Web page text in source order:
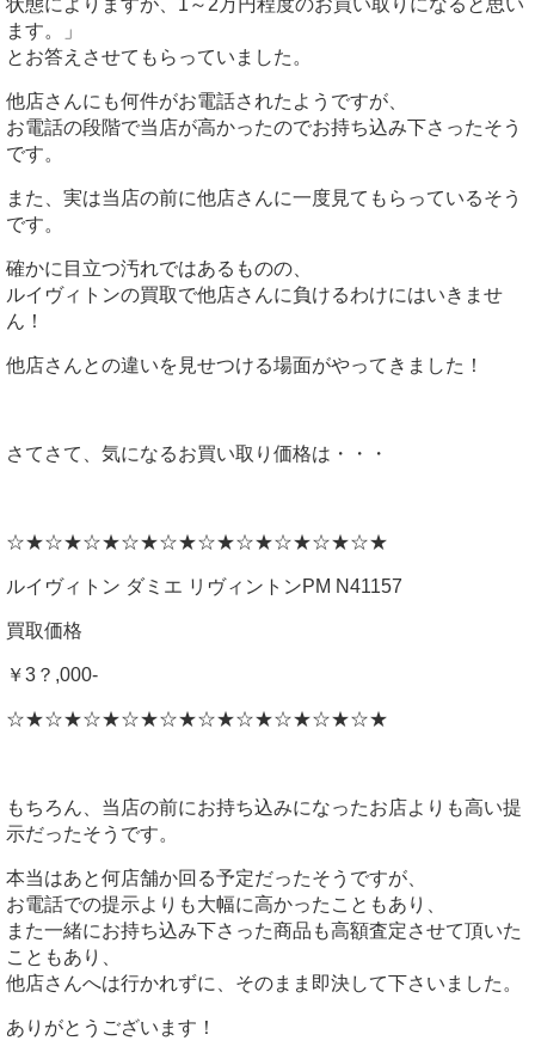
ます。」
とお答えさせてもらっていました。
他店さんにも何件がお電話されたようですが、
お電話の段階で当店が高かったのでお持ち込み下さったそう
です。
また、実は当店の前に他店さんに一度見てもらっているそう
です。
確かに目立つ汚れではあるものの、
ルイヴィトンの買取で他店さんに負けるわけにはいきませ
ん！
他店さんとの違いを見せつける場面がやってきました！
さてさて、気になるお買い取り価格は・・・
☆★☆★☆★☆★☆★☆★☆★☆★☆★☆★
ルイヴィトン ダミエ リヴィントンPM N41157
買取価格
￥3？,000-
☆★☆★☆★☆★☆★☆★☆★☆★☆★☆★
もちろん、当店の前にお持ち込みになったお店よりも高い提
示だったそうです。
本当はあと何店舗か回る予定だったそうですが、
お電話での提示よりも大幅に高かったこともあり、
また一緒にお持ち込み下さった商品も高額査定させて頂いた
こともあり、
他店さんへは行かれずに、そのまま即決して下さいました。
ありがとうございます！